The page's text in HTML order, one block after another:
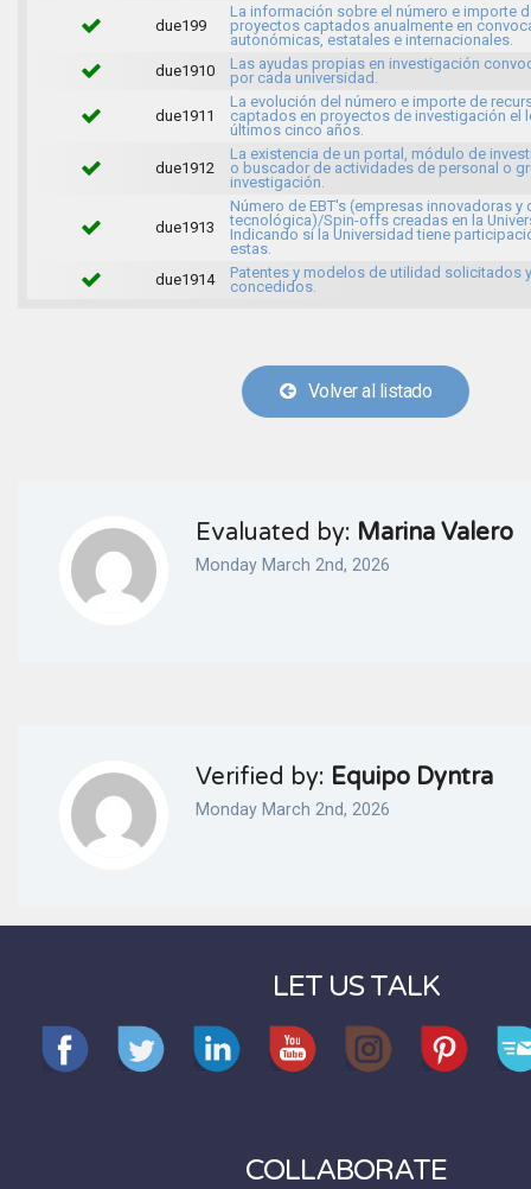
due199
La información sobre el número e importe
proyectos captados anualmente en
autonómicas, estatales e internacionales.
due1910
Las ayudas propias en investigación
por cada universidad.
due1911
La evolución del número e importe de
captados en proyectos de investigación el
últimos cinco años.
due1912
La existencia de un portal, módulo de
o buscador de actividades de personal o
investigación.
due1913
Número de EBT's (empresas innovadoras y
tecnológica)/Spin-offs creadas en la
Indicando si la Universidad tiene
estas.
due1914
Patentes y modelos de utilidad solicitados
concedidos.
Volver al listado
Evaluated by: Marina Valero
Monday March 2nd, 2026
Verified by: Equipo Dyntra
Monday March 2nd, 2026
LET US TALK
COLLABORATE